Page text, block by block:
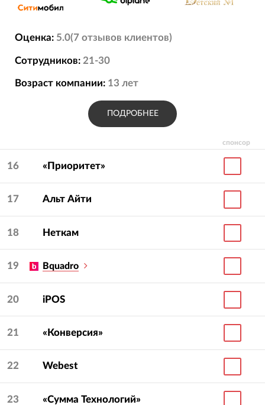
спонсор
Оценка: 5.0(7 отзывов клиентов)
Сотрудников: 21-30
Возраст компании: 13 лет
ПОДРОБНЕЕ
16 «Приоритет»
17 Альт Айти
18 Неткам
19 Bquadro
20 iPOS
21 «Конверсия»
22 Webest
23 «Сумма Технологий»